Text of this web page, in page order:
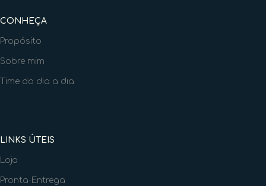
CONHEÇA
Propósito
Sobre mim
Time do dia a dia
LINKS ÚTEIS
Loja
Pronta-Entrega